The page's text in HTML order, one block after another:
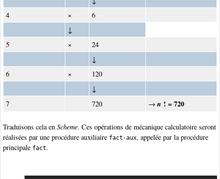
4
×
6
↓
5
×
24
↓
6
×
120
↓
7
720 → n ! = 720
Traduisons cela en Scheme. Ces opérations de mécanique calculatoire seront
réalisées par une procédure auxiliaire fact-aux, appelée par la procédure
principale fact.